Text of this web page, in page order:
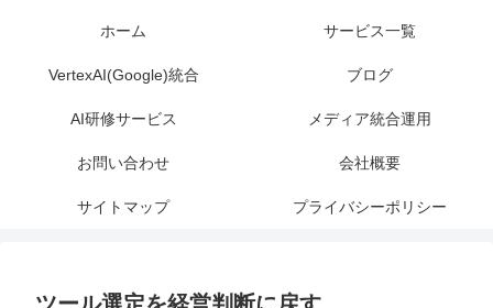
ホーム サービス一覧
VertexAI(Google)統合 ブログ
AI研修サービス メディア統合運用
お問い合わせ 会社概要
サイトマップ プライバシーポリシー